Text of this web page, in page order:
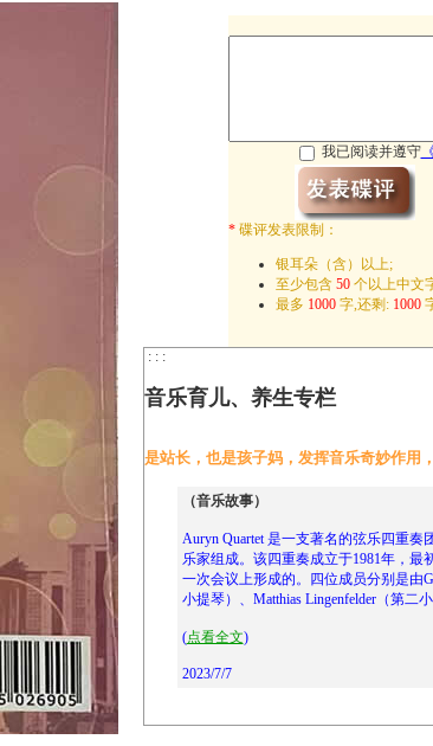
我已阅读并遵守《
* 碟评发表限制：
银耳朵（含）以上;
至少包含 50个以上中文
最多 1000字,还剩: 1000
: : :
音乐育儿、养生专栏
是站长，也是孩子妈，发挥音乐奇妙作用
（音乐故事）
Auryn Quartet 是一支著名的弦乐四重奏
乐家组成。该四重奏成立于1981年，最
一次会议上形成的。四位成员分别是由
小提琴）、Matthias Lingenfelder（第二
(点看全文)
2023/7/7